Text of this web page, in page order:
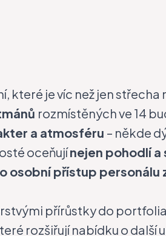
které je víc než jen střecha
rozmístěných ve 14
a atmosféru – někde
oceňujínejen pohodlí
přístup personálu
přírůstky do
rozšiřují nabídku o další